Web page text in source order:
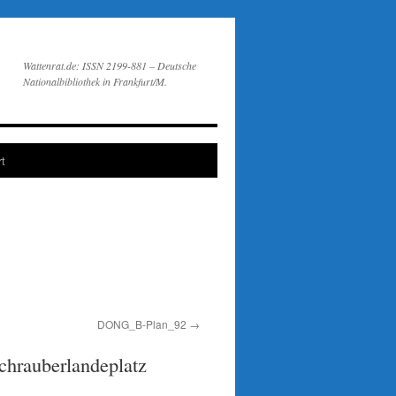
Wattenrat.de: ISSN 2199-881 – Deutsche
Nationalbibliothek in Frankfurt/M.
DONG_B-Plan_92